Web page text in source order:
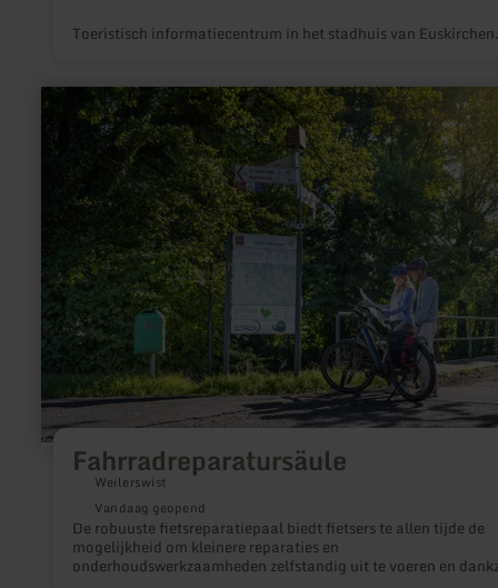
Toeristisch informatiecentrum in het stadhuis van Euskirchen.
Fahrradreparatursäule
Weilerswist
Vandaag geopend
De robuuste fietsreparatiepaal biedt fietsers te allen tijde de
mogelijkheid om kleinere reparaties en
onderhoudswerkzaamheden zelfstandig uit te voeren en
meer
informatie
over:
Fahrradreparatursäule